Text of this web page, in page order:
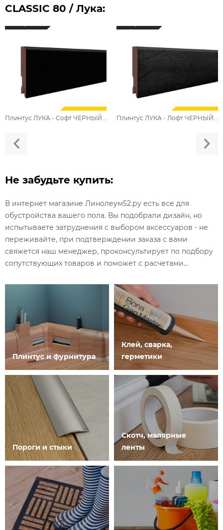
CLASSIC 80 / Лука:
Не забудьте купить:
В интернет магазине Линолеум52.ру есть все для
обустройства вашего пола. Вы подобрали дизайн, но
испытываете затруднения с выбором аксессуаров - не
переживайте, при подтверждении заказа с вами
свяжется наш менеджер, проконсультирует по подбору
сопутствующих товаров и поможет с расчетами...
Плинтус и фурнитура
Клей, сварка,
герметики
Пороги и стыки
Скотч, малярные
ленты